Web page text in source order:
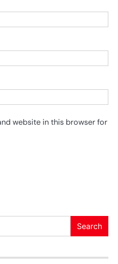
website in this browser for
Search